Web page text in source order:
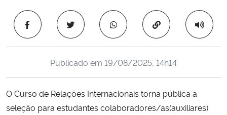
Ministério da Cidadania
Ministério da Saúde
Ministério de Minas e Energia
Ministério da Ciência, Tecnologia, Inovações e Comunicações
Copiar para área
Publicado em 19/08/2025, 14h14
O Curso de Relações Internacionais torna pública a
seleção para estudantes colaboradores/as(auxiliares)